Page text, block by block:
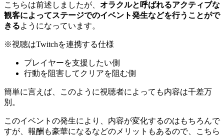
こちらは前述しましたが、 オラクルと呼ばれるアクティブな
観客によってステージでのイベント発生などを行うことがで
きるようになっています。
※視聴はTwitchを連携する仕様
プレイヤーを支援したい側
行動を阻害してクリアを阻む側
簡単に言えば、このように視聴者によっても内容は千差万
別。
このイベントの発生により、内容が変化するのはもちろんで
すが、報酬も豪華になるなどのメリットもあるので、こちら